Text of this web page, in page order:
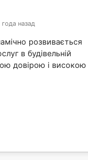
назад
розвивається
в будівельній
довірою і високою